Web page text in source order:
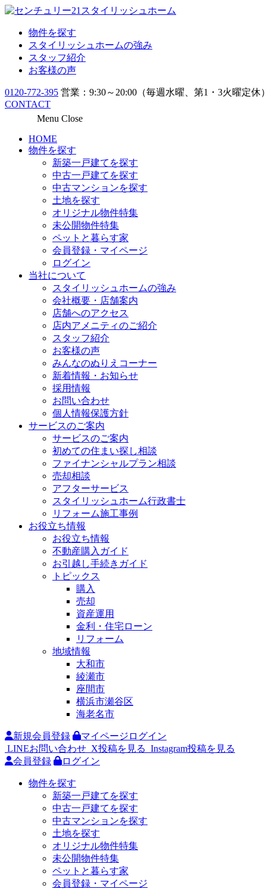
物件を探す
スタイリッシュホームの強み
スタッフ紹介
お客様の声
0120-772-395 営業：9:30～20:00（毎週水曜、第1・3火曜定休）
CONTACT
Menu Close
HOME
物件を探す
新築一戸建てを探す
中古一戸建てを探す
中古マンションを探す
土地を探す
オリジナル物件特集
未公開物件特集
ペットと暮らす家
会員登録・マイページ
ログイン
当社について
スタイリッシュホームの強み
会社概要・店舗案内
店舗へのアクセス
店内アメニティのご紹介
スタッフ紹介
お客様の声
みんなのぬりえコーナー
新着情報・お知らせ
採用情報
お問い合わせ
個人情報保護方針
サービスのご案内
サービスのご案内
初めての住まい探し相談
ファイナンシャルプラン相談
売却相談
アフターサービス
スタイリッシュホーム行政書士
リフォーム施工事例
お役立ち情報
お役立ち情報
不動産購入ガイド
お引越し手続きガイド
トピックス
購入
売却
資産運用
金利・住宅ローン
リフォーム
地域情報
大和市
綾瀬市
座間市
横浜市瀬谷区
海老名市
新規会員登録
マイページログイン
LINEお問い合わせ X投稿を見る Instagram投稿を見る
会員登録
ログイン
物件を探す
新築一戸建てを探す
中古一戸建てを探す
中古マンションを探す
土地を探す
オリジナル物件特集
未公開物件特集
ペットと暮らす家
会員登録・マイページ